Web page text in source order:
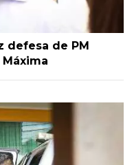
defesa de PM